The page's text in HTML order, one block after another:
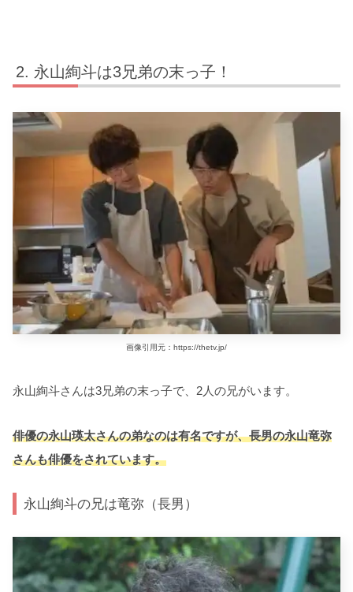
永山絢斗は3兄弟の末っ子！
画像引用元：https://thetv.jp/
永山絢斗さんは3兄弟の末っ子で、2人の兄がいます。
俳優の永山瑛太さんの弟なのは有名ですが、長男の永山竜弥
さんも俳優をされています。
永山絢斗の兄は竜弥（長男）